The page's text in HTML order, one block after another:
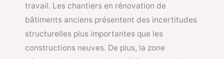
travail. Les chantiers en rénovation de
bâtiments anciens présentent des incertitudes
structurelles plus importantes que les
constructions neuves. De plus, la zone